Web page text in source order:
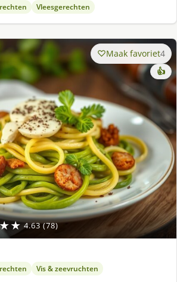
Vleesgerechten
4.63 (78)
Maak favoriet4
👍
Vis & zeevruchten